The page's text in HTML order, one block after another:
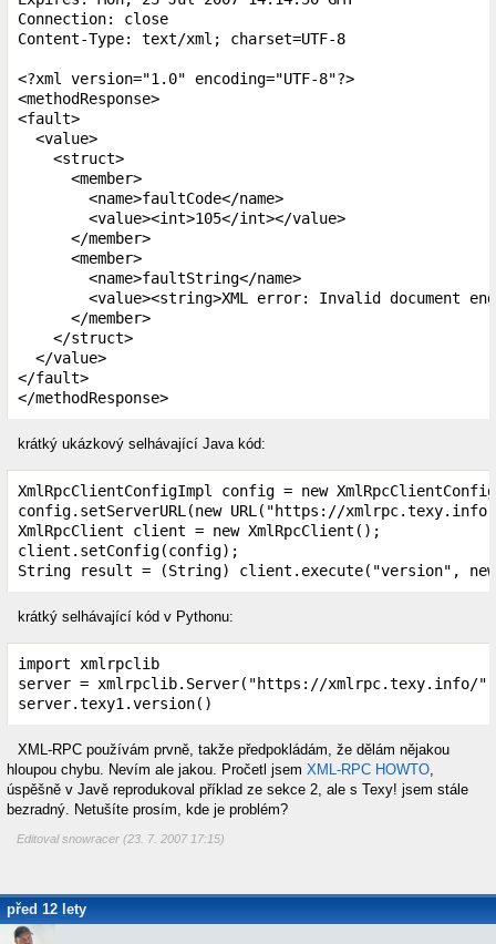
Connection: close
Content-Type: text/xml; charset=UTF-8
<?xml version="1.0" encoding="UTF-8"?>
<methodResponse>
<fault>
  <value>
    <struct>
      <member>
        <name>faultCode</name>
        <value><int>105</int></value>
      </member>
      <member>
        <name>faultString</name>
<value><string>XML error: Invalid document
      </member>
    </struct>
  </value>
</fault>
</methodResponse>
krátký ukázkový selhávající Java kód:
XmlRpcClientConfigImpl config = new
config.setServerURL(new URL( "https://xmlrpc.texy.info"
XmlRpcClient client = new XmlRpcClient();
client.setConfig(config);
String result = (String) client.execute( "version" , new
krátký selhávající kód v Pythonu:
import xmlrpclib
server = xmlrpclib.Server( "https://xmlrpc.texy.info/"
server.texy1.version()
XML-RPC používám prvně, takže předpokládám, že dělám nějakou
hloupou chybu. Nevím ale jakou. Pročetl jsem XML-RPC HOWTO
úspěšně v Javě reprodukoval příklad ze sekce 2, ale s Texy! jsem stále
bezradný. Netušíte prosím, kde je problém?
Editoval snowracer (23. 7. 2007 17:15)
před 12 lety